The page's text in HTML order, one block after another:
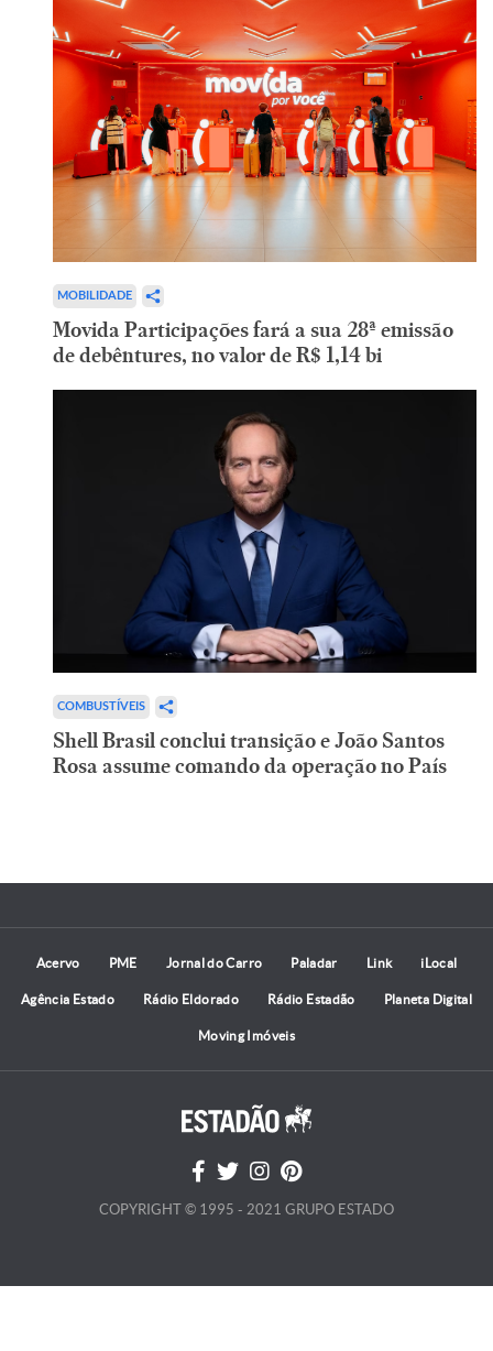
MOBILIDADE
Movida Participações fará a sua 28ª emissão
de debêntures, no valor de R$ 1,14 bi
COMBUSTÍVEIS
Shell Brasil conclui transição e João Santos
Rosa assume comando da operação no País
Acervo PME Jornal do Carro Paladar Link iLocal
Agência Estado Rádio Eldorado Rádio Estadão Planeta Digital
Moving Imóveis
COPYRIGHT © 1995 - 2021 GRUPO ESTADO